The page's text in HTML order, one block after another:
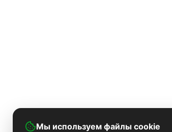
Мы используем файлы cookie